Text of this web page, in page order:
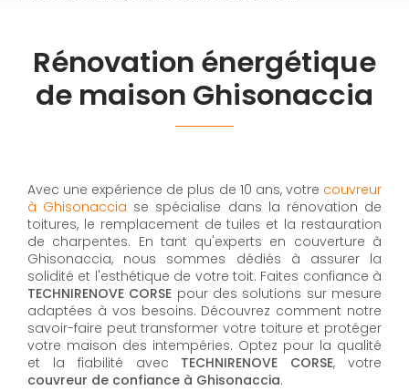
Rénovation énergétique
de maison Ghisonaccia
Avec une expérience de plus de 10 ans, votre couvreur
à Ghisonaccia se spécialise dans la rénovation de
toitures, le remplacement de tuiles et la restauration
de charpentes. En tant qu'experts en couverture à
Ghisonaccia, nous sommes dédiés à assurer la
solidité et l'esthétique de votre toit. Faites confiance à
TECHNIRENOVE CORSE pour des solutions sur mesure
adaptées à vos besoins. Découvrez comment notre
savoir-faire peut transformer votre toiture et protéger
votre maison des intempéries. Optez pour la qualité
et la fiabilité avec TECHNIRENOVE CORSE, votre
couvreur de confiance à Ghisonaccia.